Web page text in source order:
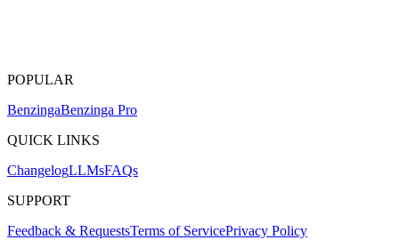
POPULAR
BenzingaBenzinga Pro
QUICK LINKS
ChangelogLLMsFAQs
SUPPORT
Feedback & RequestsTerms of ServicePrivacy Policy